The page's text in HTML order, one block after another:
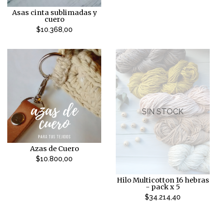
Asas cinta sublimadas y
cuero
$10.368,00
Azas de Cuero
$10.800,00
SIN STOCK
Hilo Multicotton 16 hebras
- pack x 5
$34.214,40